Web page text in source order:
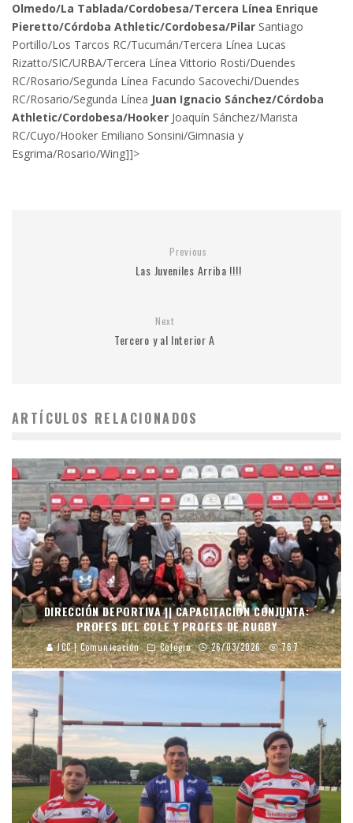
Olmedo/La Tablada/Cordobesa/Tercera Línea Enrique
Pieretto/Córdoba Athletic/Cordobesa/Pilar Santiago
Portillo/Los Tarcos RC/Tucumán/Tercera Línea Lucas
Rizatto/SIC/URBA/Tercera Línea Vittorio Rosti/Duendes
RC/Rosario/Segunda Línea Facundo Sacovechi/Duendes
RC/Rosario/Segunda Línea Juan Ignacio Sánchez/Córdoba
Athletic/Cordobesa/Hooker Joaquín Sánchez/Marista
RC/Cuyo/Hooker Emiliano Sonsini/Gimnasia y
Esgrima/Rosario/Wing]]>
Previous
Las Juveniles Arriba !!!!
Next
Tercero y al Interior A
ARTÍCULOS RELACIONADOS
DIRECCIÓN DEPORTIVA || CAPACITACIÓN CONJUNTA:
PROFES DEL COLE Y PROFES DE RUGBY
JCC | Comunicación Colegio 26/03/2026 767